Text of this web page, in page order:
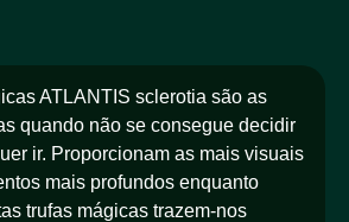
ATLANTIS sclerotia são as
quando não se consegue decidir
ir. Proporcionam as mais visuais
mais profundos enquanto
trufas mágicas trazem-nos